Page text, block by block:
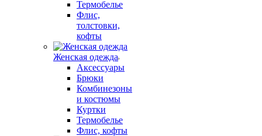
Термобелье
Флис,
толстовки,
кофты
Женская одежда
Аксессуары
Брюки
Комбинезоны
и костюмы
Куртки
Термобелье
Флис, кофты